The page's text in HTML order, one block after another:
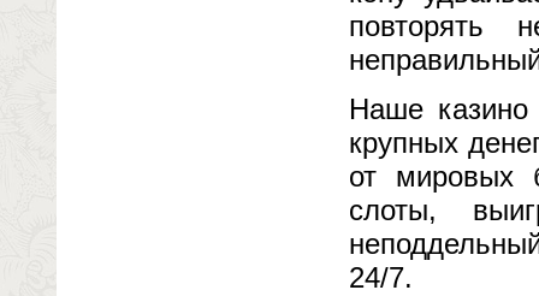
повторять
Наше казино
крупных
от мировых
слоты,
24/7.